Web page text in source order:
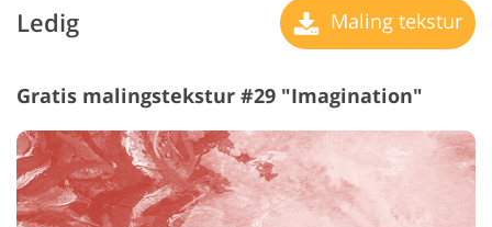
Ledig Maling tekstur
Gratis malingstekstur #29 "Imagination"